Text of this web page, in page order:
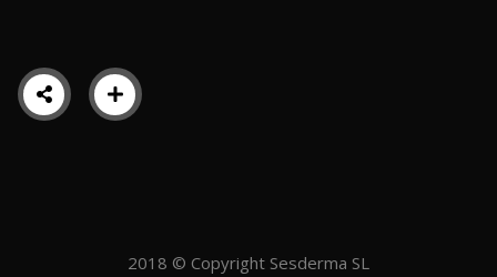
2018 © Copyright Sesderma SL